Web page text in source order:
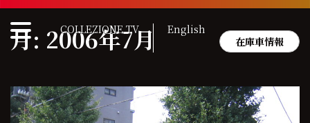
Skip
content
COLLEZIONE TV
English
在庫車情報
月: 2006年7月